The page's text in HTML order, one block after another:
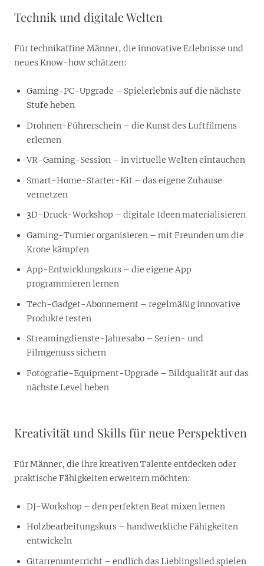
Technik und digitale Welten
Für technikaffine Männer, die innovative Erlebnisse und
neues Know-how schätzen:
Gaming-PC-Upgrade – Spielerlebnis auf die nächste
Stufe heben
Drohnen-Führerschein – die Kunst des Luftfilmens
erlernen
VR-Gaming-Session – in virtuelle Welten eintauchen
Smart-Home-Starter-Kit – das eigene Zuhause
vernetzen
3D-Druck-Workshop – digitale Ideen materialisieren
Gaming-Turnier organisieren – mit Freunden um die
Krone kämpfen
App-Entwicklungskurs – die eigene App
programmieren lernen
Tech-Gadget-Abonnement – regelmäßig innovative
Produkte testen
Streamingdienste-Jahresabo – Serien- und
Filmgenuss sichern
Fotografie-Equipment-Upgrade – Bildqualität auf das
nächste Level heben
Kreativität und Skills für neue Perspektiven
Für Männer, die ihre kreativen Talente entdecken oder
praktische Fähigkeiten erweitern möchten:
DJ-Workshop – den perfekten Beat mixen lernen
Holzbearbeitungskurs – handwerkliche Fähigkeiten
entwickeln
Gitarrenunterricht – endlich das Lieblingslied spielen